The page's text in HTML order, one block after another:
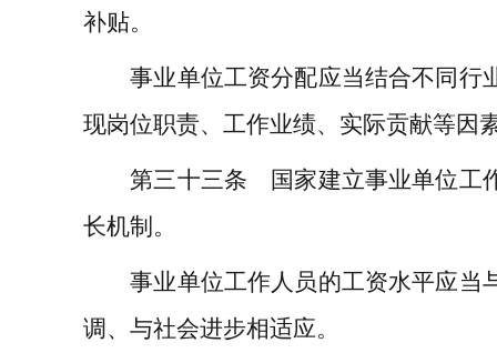
补贴。
事业单位工资分配应当结合不同行
现岗位职责、工作业绩、实际贡献等因
第三十三条 国家建立事业单位工
长机制。
事业单位工作人员的工资水平应当
调、与社会进步相适应。